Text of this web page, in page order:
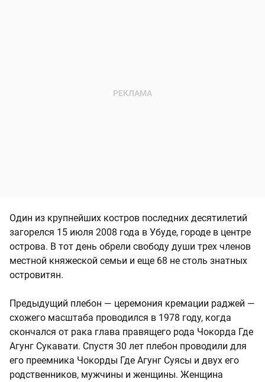
Один из крупнейших костров последних десятилетий
загорелся 15 июля 2008 года в Убуде, городе в центре
острова. В тот день обрели свободу души трех членов
местной княжеской семьи и еще 68 не столь знатных
островитян.
Предыдущий плебон — церемония кремации раджей —
схожего масштаба проводился в 1978 году, когда
скончался от рака глава правящего рода Чокорда Где
Агунг Сукавати. Спустя 30 лет плебон проводили для
его преемника Чокорды Где Агунг Суясы и двух его
родственников, мужчины и женщины. Женщина